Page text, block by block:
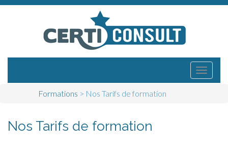
principal
contenu
Formations > Nos Tarifs de formation
Nos Tarifs de formation